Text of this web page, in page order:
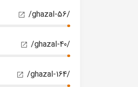
/ghazal-56/
/ghazal-40/
/ghazal-164/